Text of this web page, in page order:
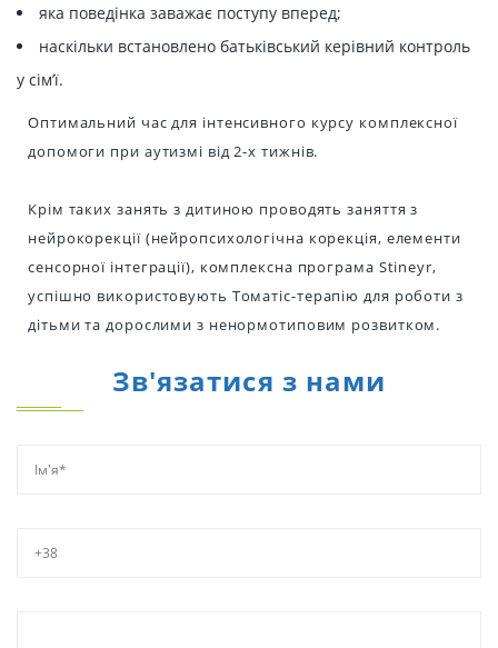
яка поведінка заважає поступу вперед;
наскільки встановлено батьківський керівний контроль
у сім’ї.
Оптимальний час для інтенсивного курсу комплексної
допомоги при аутизмі від 2-х тижнів.
Крім таких занять з дитиною проводять заняття з
нейрокорекції (нейропсихологічна корекція, елементи
сенсорної інтеграції), комплексна програма Stineyr,
успішно використовують Томатіс-терапію для роботи з
дітьми та дорослими з ненормотиповим розвитком.
Зв'язатися з нами